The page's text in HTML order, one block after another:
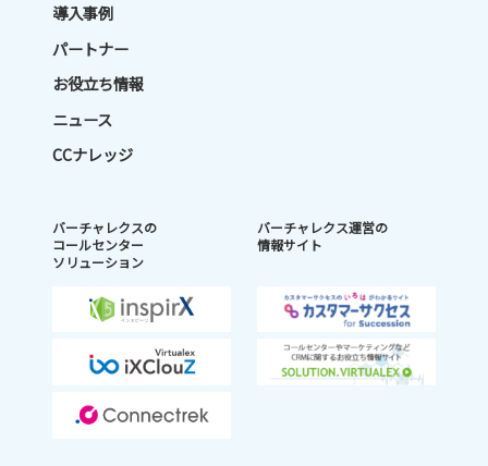
導入事例
パートナー
お役立ち情報
ニュース
CCナレッジ
バーチャレクスの
コールセンター
ソリューション
バーチャレクス運営の
情報サイト